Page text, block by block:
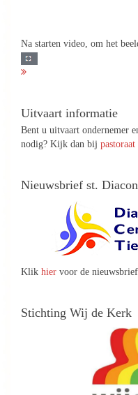
Na starten video, om het
Uitvaart informatie
Bent u uitvaart ondernemer
nodig? Kijk dan bij pastoraat
Nieuwsbrief st.
Klik hier voor de
Stichting Wij de Kerk